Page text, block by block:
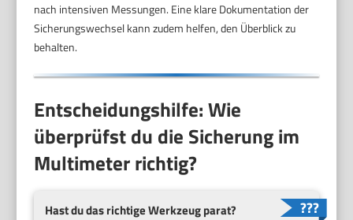
nach intensiven Messungen. Eine klare Dokumentation der
Sicherungswechsel kann zudem helfen, den Überblick zu
behalten.
Entscheidungshilfe: Wie
überprüfst du die Sicherung im
Multimeter richtig?
Hast du das richtige Werkzeug parat?